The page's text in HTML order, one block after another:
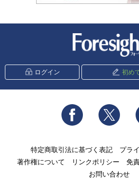
ログイン 初め
Facebook
特定商取引法に基づく表記
プラ
著作権について
リンクポリシー 免
お問い合わせ